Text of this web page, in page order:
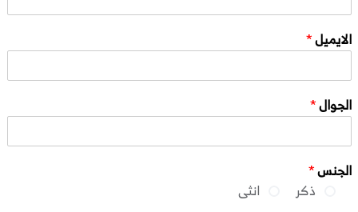
الايميل*
الجوال*
الجنس*
ذكر
انثى